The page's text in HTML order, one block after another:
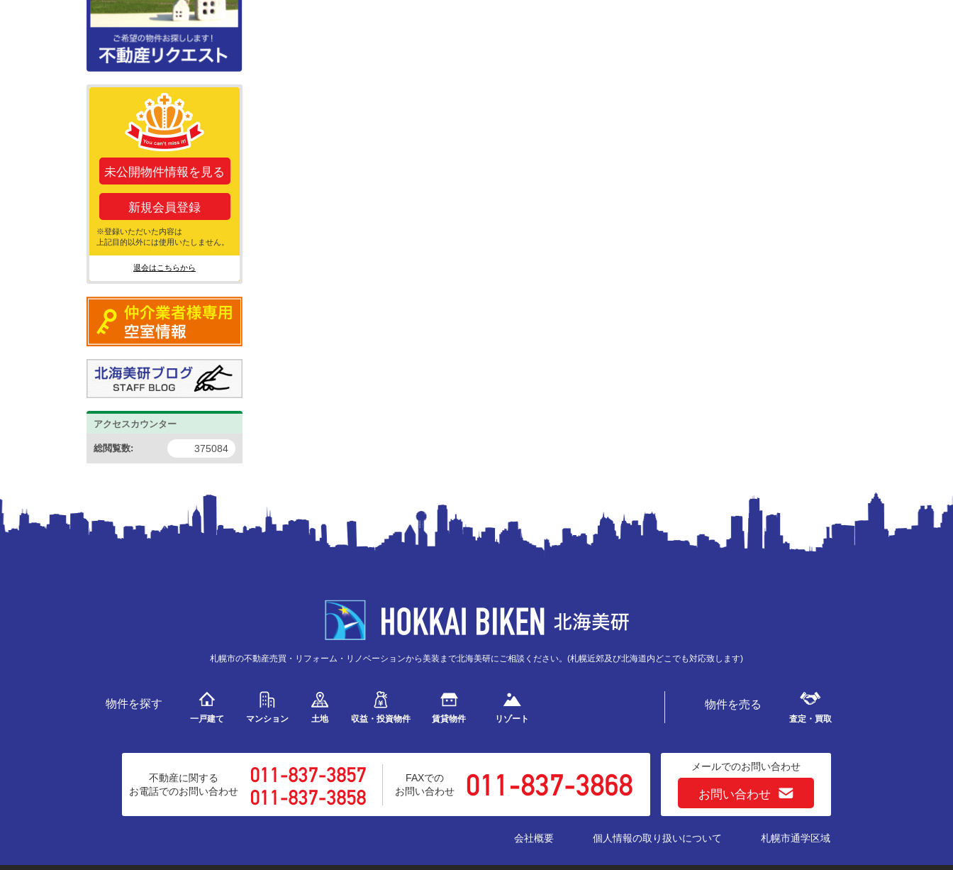
未公開物件情報を見る
新規会員登録
※登録いただいた内容は
上記目的以外には使用いたしません。
退会はこちらから
アクセスカウンター
375084
総閲覧数:
札幌市の不動産売買・リフォーム・リノベーションから美装まで北海美研にご相談ください。(札幌近郊及び北海道内どこでも対応致します)
物件を探す
一戸建て マンション 土地 収益・投資物件 賃貸物件 リゾート
物件を売る
査定・買取
不動産に関する
お電話でのお問い合わせ
FAXでの
お問い合わせ
メールでのお問い合わせ
お問い合わせ
会社概要 個人情報の取り扱いについて 札幌市通学区域